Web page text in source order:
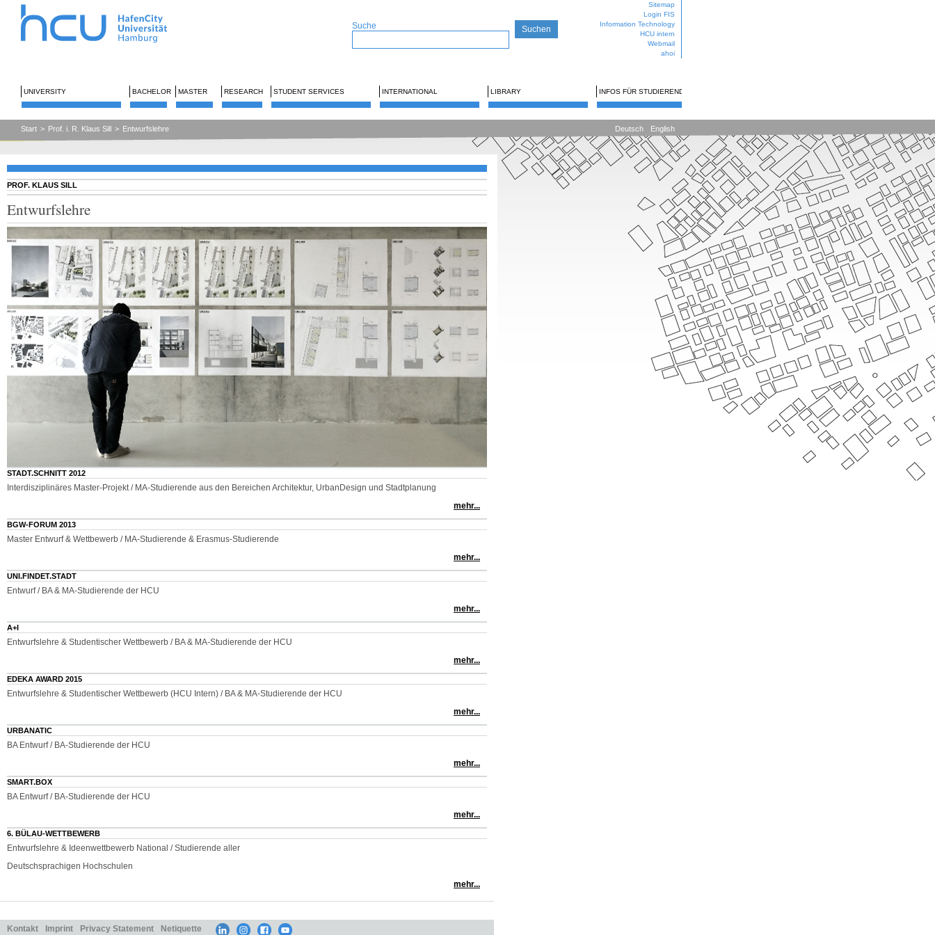
Suche
Sitemap
Login FIS
Information Technology
HCU intern
Webmail
ahoi
UNIVERSITY BACHELOR MASTER RESEARCH STUDENT SERVICES INTERNATIONAL LIBRARY INFOS FÜR STUDIERENDE
Start > Prof. i. R. Klaus Sill > Entwurfslehre Deutsch English
PROF. KLAUS SILL
Entwurfslehre
STADT.SCHNITT 2012
Interdisziplinäres Master-Projekt / MA-Studierende aus den Bereichen Architektur, UrbanDesign und Stadtplanung
mehr...
BGW-FORUM 2013
Master Entwurf & Wettbewerb / MA-Studierende & Erasmus-Studierende
mehr...
UNI.FINDET.STADT
Entwurf / BA & MA-Studierende der HCU
mehr...
A+I
Entwurfslehre & Studentischer Wettbewerb / BA & MA-Studierende der HCU
mehr...
EDEKA AWARD 2015
Entwurfslehre & Studentischer Wettbewerb (HCU Intern) / BA & MA-Studierende der HCU
mehr...
URBANATIC
BA Entwurf / BA-Studierende der HCU
mehr...
SMART.BOX
BA Entwurf / BA-Studierende der HCU
mehr...
6. BÜLAU-WETTBEWERB
Entwurfslehre & Ideenwettbewerb National / Studierende aller
Deutschsprachigen Hochschulen
mehr...
Kontakt Imprint Privacy Statement Netiquette